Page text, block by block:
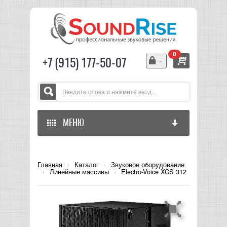
+7 (915) 177-50-07
0
МЕНЮ
ЗВУКОВОЕ ОБОРУДОВАНИЕ
МИКШЕРЫ АНАЛОГОВЫЕ
СВЕТОВОЕ ОБОРУДОВАНИЕ
Главная › Каталог › Звуковое оборудование
› Линейные массивы › Electro-Voice XCS 312